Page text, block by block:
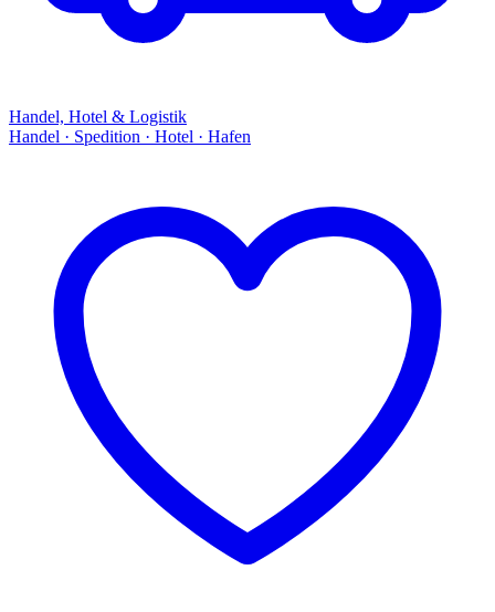
Handel, Hotel & Logistik
Handel · Spedition · Hotel · Hafen